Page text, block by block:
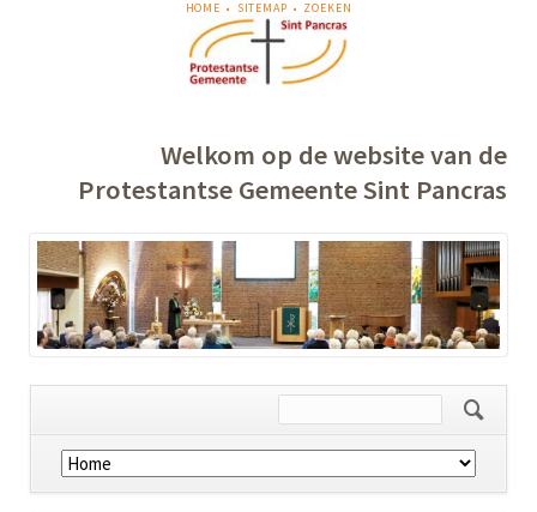
NAVIGATIE
OVERSLAAN
HOME SITEMAP ZOEKEN
Welkom op de website van de
Protestantse Gemeente Sint Pancras
Navigatie
overslaan